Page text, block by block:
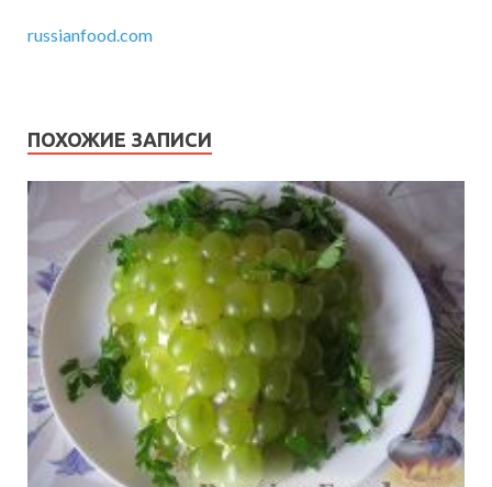
russianfood.com
ПОХОЖИЕ ЗАПИСИ